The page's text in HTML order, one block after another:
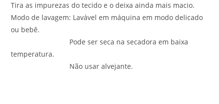
Tira as impurezas do tecido e o deixa ainda mais macio.
Modo de lavagem: Lavável em máquina em modo delicado
ou bebê.
Pode ser seca na secadora em baixa
temperatura.
Não usar alvejante.